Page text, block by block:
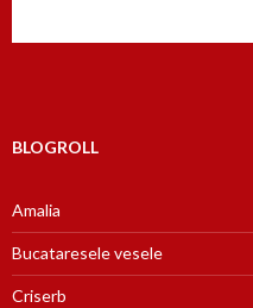
BLOGROLL
Amalia
Bucataresele vesele
Criserb